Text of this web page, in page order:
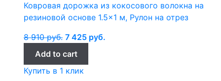
Ковровая дорожка из кокосового волокна на
резиновой основе 1.5×1 м, Рулон на отрез
8 910руб. 7 425 руб.
Add to cart
Купить в 1 клик